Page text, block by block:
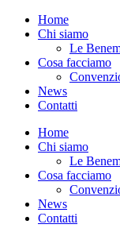
Home
Chi siamo
Le
Cosa facciamo
News
Contatti
Home
Chi siamo
Le
Cosa facciamo
News
Contatti